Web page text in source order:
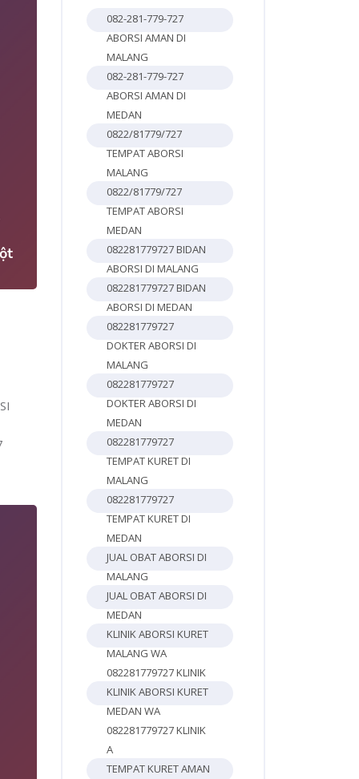
082-281-779-727
ABORSI AMAN DI
MALANG
082-281-779-727
ABORSI AMAN DI
MEDAN
0822/81779/727
TEMPAT ABORSI
MALANG
0822/81779/727
TEMPAT ABORSI
MEDAN
082281779727 BIDAN
ABORSI DI MALANG
082281779727 BIDAN
ABORSI DI MEDAN
082281779727
DOKTER ABORSI DI
MALANG
082281779727
DOKTER ABORSI DI
MEDAN
082281779727
TEMPAT KURET DI
MALANG
082281779727
TEMPAT KURET DI
MEDAN
JUAL OBAT ABORSI DI
MALANG
JUAL OBAT ABORSI DI
MEDAN
KLINIK ABORSI KURET
MALANG WA
082281779727 KLINIK
KLINIK ABORSI KURET
MEDAN WA
082281779727 KLINIK
A
TEMPAT KURET AMAN